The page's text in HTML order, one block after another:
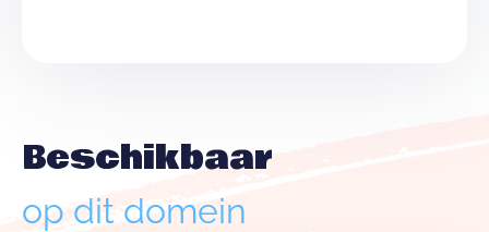
Beschikbaar
op dit domein